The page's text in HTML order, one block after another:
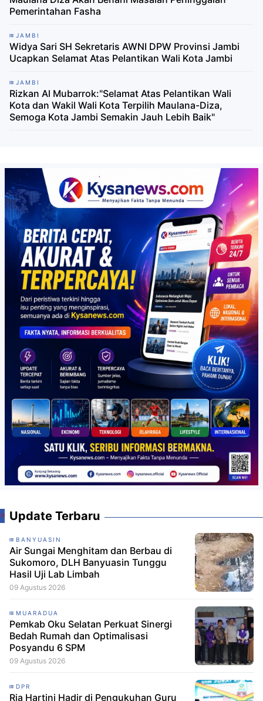
Pemerintahan Fasha
JAMBI
Widya Sari SH Sekretaris AWNI DPW Provinsi Jambi
Ucapkan Selamat Atas Pelantikan Wali Kota Jambi
JAMBI
Rizkan Al Mubarrok:"Selamat Atas Pelantikan Wali
Kota dan Wakil Wali Kota Terpilih Maulana-Diza,
Semoga Kota Jambi Semakin Jauh Lebih Baik"
Update Terbaru
BANYUASIN
Air Sungai Menghitam dan Berbau di
Sukomoro, DLH Banyuasin Tunggu
Hasil Uji Lab Limbah
09 Agustus 2026
MUARADUA
Pemkab Oku Selatan Perkuat Sinergi
Bedah Rumah dan Optimalisasi
Posyandu 6 SPM
09 Agustus 2026
DPR
Ria Hartini Hadir di Pengukuhan Guru